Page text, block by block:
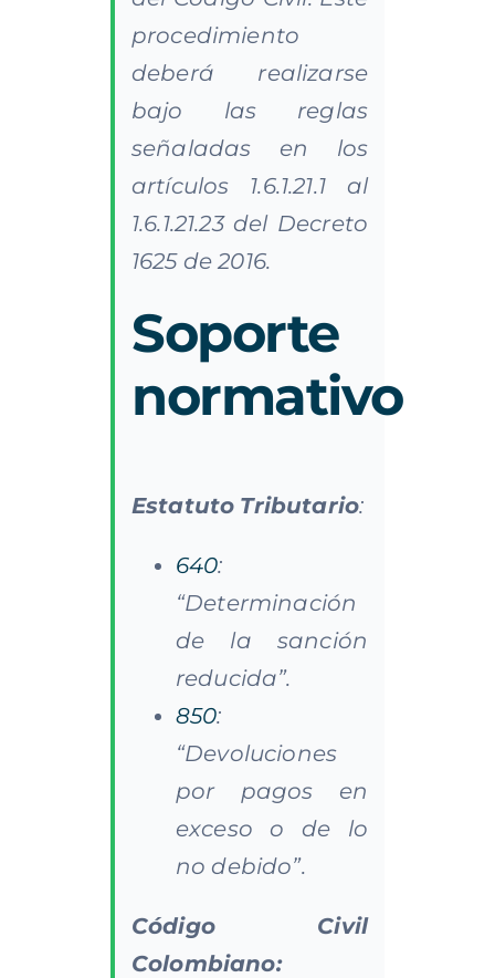
procedimiento
deberá realizarse
bajo las reglas
señaladas en los
artículos 1.6.1.21.1 al
1.6.1.21.23 del Decreto
1625 de 2016.
Soporte
normativo
Estatuto Tributario:
640:
“Determinación
de la sanción
reducida”.
850:
“Devoluciones
por pagos en
exceso o de lo
no debido”.
Código Civil
Colombiano: